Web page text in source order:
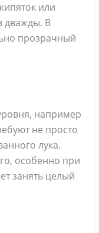
или
дважды. В
прозрачный
например
не просто
лука.
особенно при
занять целый